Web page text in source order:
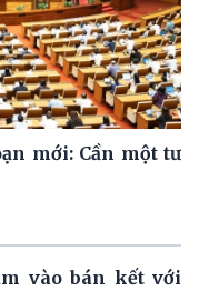
mới: Cần một tư
vào bán kết với